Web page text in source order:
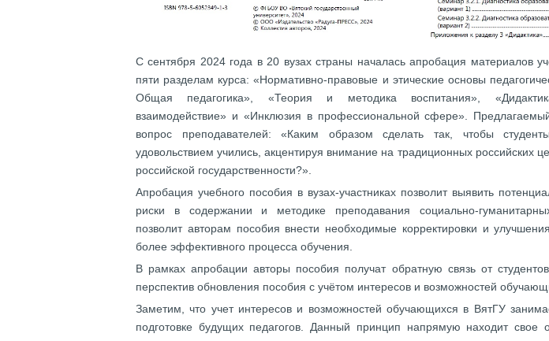
С сентября 2024 года в 20 вузах страны началась апробация материалов
пяти разделам курса: «Нормативно-правовые и этические основы
Общая педагогика», «Теория и методика воспитания»,
взаимодействие» и «Инклюзия в профессиональной сфере».
вопрос преподавателей: «Каким образом сделать так, чтобы
удовольствием учились, акцентируя внимание на традиционных российских
российской государственности?».
Апробация учебного пособия в вузах-участниках позволит выявить
риски в содержании и методике преподавания социально-
позволит авторам пособия внести необходимые корректировки и
более эффективного процесса обучения.
В рамках апробации авторы пособия получат обратную связь от
перспектив обновления пособия с учётом интересов и возможностей
Заметим, что учет интересов и возможностей обучающихся в ВятГУ
подготовке будущих педагогов. Данный принцип напрямую находит свое